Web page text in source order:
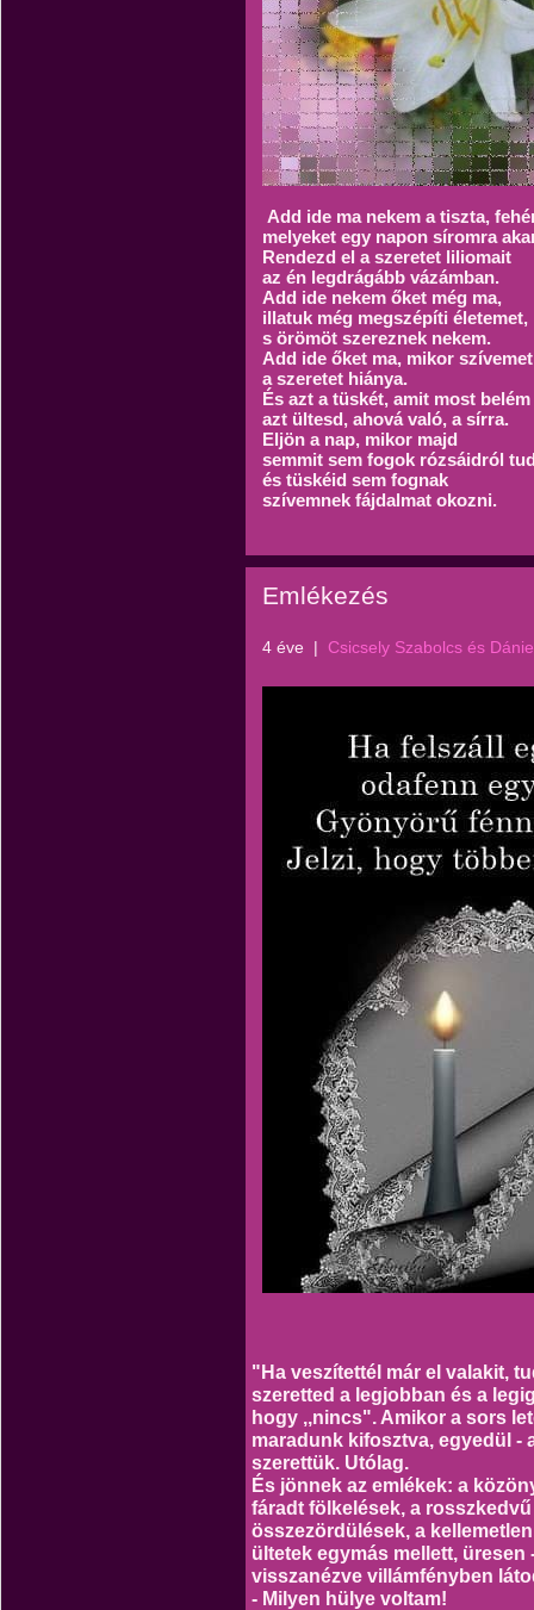
Add ide ma nekem a tiszta,
melyeket egy napon síromra
Rendezd el a szeretet liliomait
az én legdrágább vázámban.
Add ide nekem őket még ma,
illatuk még megszépíti életemet,
s örömöt szereznek nekem.
Add ide őket ma, mikor
a szeretet hiánya.
És azt a tüskét, amit most
azt ültesd, ahová való, a sírra.
Eljön a nap, mikor majd
semmit sem fogok rózsáidról
és tüskéid sem fognak
szívemnek fájdalmat okozni.
Emlékezés
4 éve | Csicsely Szabolcs és
"Ha veszítettél már el valakit,
szeretted a legjobban és a
hogy ,,nincs". Amikor a sors
maradunk kifosztva, egyedül -
szerettük. Utólag.
És jönnek az emlékek: a
fáradt fölkelések, a
összezördülések, a
ültetek egymás mellett, üresen
visszanézve villámfényben
- Milyen hülye voltam!